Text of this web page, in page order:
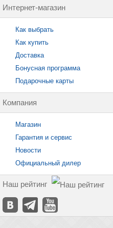
Интернет-магазин
Как выбрать
Как купить
Доставка
Бонусная программа
Подарочные карты
Компания
Магазин
Гарантия и сервис
Новости
Официальный дилер
Наш рейтинг